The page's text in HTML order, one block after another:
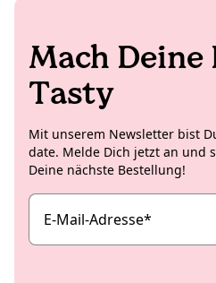
Mach Deine
Tasty
Mit unserem Newsletter bist
date. Melde Dich jetzt an und
Deine nächste Bestellung!
E-Mail-Adresse*